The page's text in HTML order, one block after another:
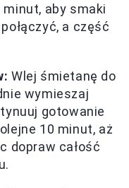
aby smaki
a część
Wlej śmietanę do
wymieszaj
gotowanie
10 minut, aż
dopraw całość